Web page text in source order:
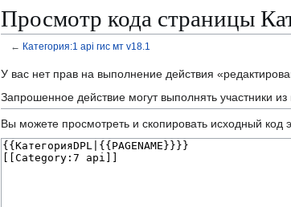
Просмотр кода страницы
← Категория:1 api гис мт v18.1
Перейти
к
навигации
Перейти
к
поиску
У вас нет прав на выполнение действия
Запрошенное действие могут выполнять участники из
Вы можете просмотреть и скопировать исходный код